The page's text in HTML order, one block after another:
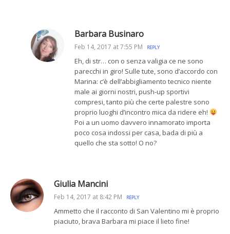
Barbara Businaro
Feb 14, 2017 at 7:55 PM REPLY
Eh, di str… con o senza valigia ce ne sono
parecchi in giro! Sulle tute, sono d’accordo con
Marina: c’è dell’abbigliamento tecnico niente
male ai giorni nostri, push-up sportivi
compresi, tanto più che certe palestre sono
proprio luoghi d’incontro mica da ridere eh!
Poi a un uomo davvero innamorato importa
poco cosa indossi per casa, bada di più a
quello che sta sotto! O no?
Giulia Mancini
Feb 14, 2017 at 8:42 PM REPLY
Ammetto che il racconto di San Valentino mi è proprio
piaciuto, brava Barbara mi piace il lieto fine!